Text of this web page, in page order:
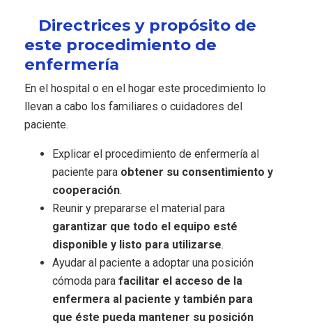
Directrices y propósito de
este procedimiento de
enfermería
En el hospital o en el hogar este procedimiento lo
llevan a cabo los familiares o cuidadores del
paciente.
Explicar el procedimiento de enfermería al
paciente para obtener su consentimiento y
cooperación.
Reunir y prepararse el material para
garantizar que todo el equipo esté
disponible y listo para utilizarse.
Ayudar al paciente a adoptar una posición
cómoda para facilitar el acceso de la
enfermera al paciente y también para
que éste pueda mantener su posición